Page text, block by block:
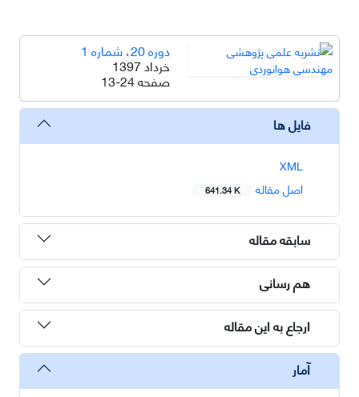
دوره 20، شماره 1
خرداد 1397
صفحه13-24
فایل ها
XML
اصل مقاله
641.34 K
سابقه مقاله
هم رسانی
ارجاع به این مقاله
آمار